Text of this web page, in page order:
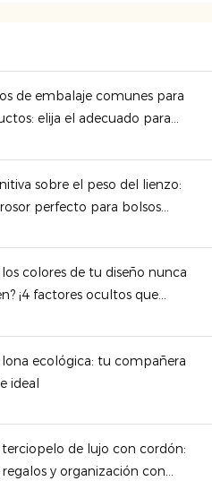
de embalaje comunes para
elija el adecuado para
sobre el peso del lienzo:
perfecto para bolsos
los colores de tu diseño nunca
¡4 factores ocultos que
lona ecológica: tu compañera
ideal
terciopelo de lujo con cordón:
regalos y organización con